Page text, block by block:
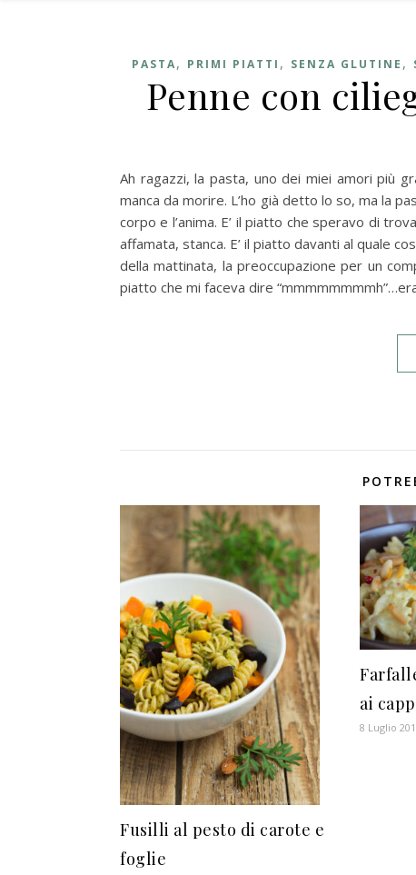
PASTA, PRIMI PIATTI , SENZA GLUTINE ,
Penne con
Ah ragazzi, la pasta, uno dei miei amori più
manca da morire. L’ho già detto lo so, ma la
corpo e l’anima. E’ il piatto che speravo di
affamata, stanca. E’ il piatto davanti al quale
della mattinata, la preoccupazione per un
piatto che mi faceva dire
Fusilli al pesto di carote e
foglie
ai
8 Luglio